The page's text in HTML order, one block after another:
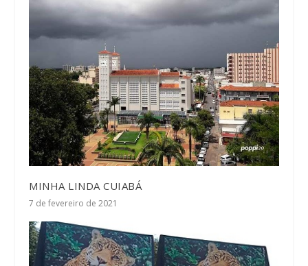
MINHA LINDA CUIABÁ
7 de fevereiro de 2021